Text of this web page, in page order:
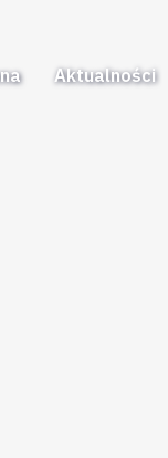
Aktualności